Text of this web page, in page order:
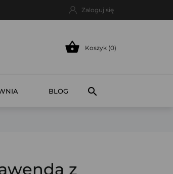
Zaloguj się
 Koszyk (0)
BLOG 
z